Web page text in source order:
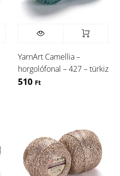
YarnArt Camellia –
horgolófonal – 427 – türkiz
510 Ft